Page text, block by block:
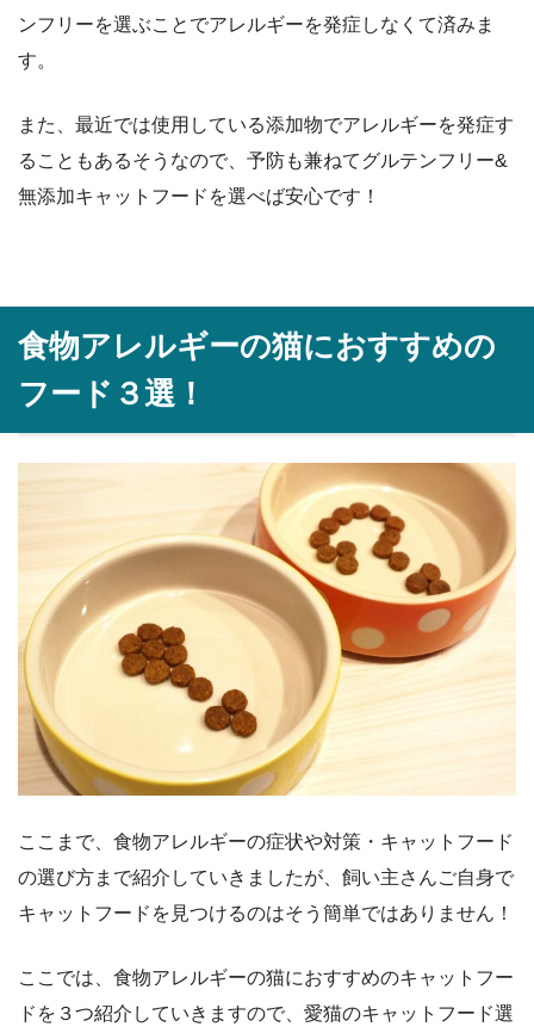
ンフリーを選ぶことでアレルギーを発症しなくて済みま
す。
また、最近では使用している添加物でアレルギーを発症す
ることもあるそうなので、予防も兼ねてグルテンフリー&
無添加キャットフードを選べば安心です！
食物アレルギーの猫におすすめの
フード３選！
ここまで、食物アレルギーの症状や対策・キャットフード
の選び方まで紹介していきましたが、飼い主さんご自身で
キャットフードを見つけるのはそう簡単ではありません！
ここでは、食物アレルギーの猫におすすめのキャットフー
ドを３つ紹介していきますので、愛猫のキャットフード選